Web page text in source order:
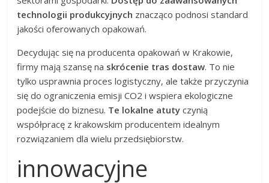
technologii produkcyjnych znacząco podnosi standard
jakości oferowanych opakowań.
Decydując się na producenta opakowań w Krakowie,
firmy mają szansę na skrócenie tras dostaw. To nie
tylko usprawnia proces logistyczny, ale także przyczynia
się do ograniczenia emisji CO2 i wspiera ekologiczne
podejście do biznesu. Te lokalne atuty czynią
współpracę z krakowskim producentem idealnym
rozwiązaniem dla wielu przedsiębiorstw.
innowacyjne